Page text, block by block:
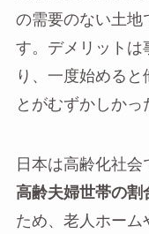
の需要のない土地
す。デメリットは
り、一度始めると
とがむずかしかっ
日本は高齢化社会
高齢夫婦世帯の割
ため、老人ホーム